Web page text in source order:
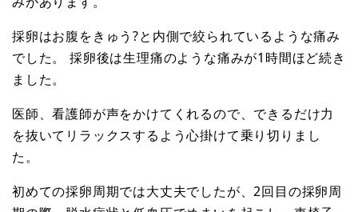
採卵はお腹をきゅう?と内側で絞られているような痛み
でした。 採卵後は生理痛のような痛みが1時間ほど続き
ました。
医師、看護師が声をかけてくれるので、できるだけ力
を抜いてリラックスするよう心掛けて乗り切りまし
た。
初めての採卵周期では大丈夫でしたが、2回目の採卵周